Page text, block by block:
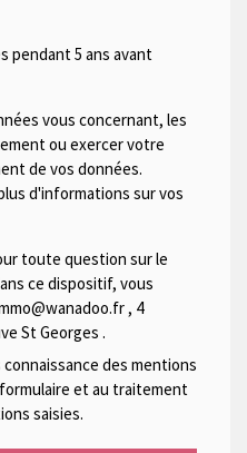
pendant 5 ans avant
vous concernant, les
ou exercer votre
de vos données.
d'informations sur vos
toute question sur le
ce dispositif, vous
, 4
St Georges .
des mentions
et au traitement
saisies.